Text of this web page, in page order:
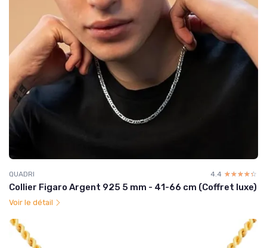
QUADRI 4.4 ☆☆☆☆☆
★★★★★
Collier Figaro Argent 925 5 mm - 41-66 cm (Coffret luxe)
Voir le détail